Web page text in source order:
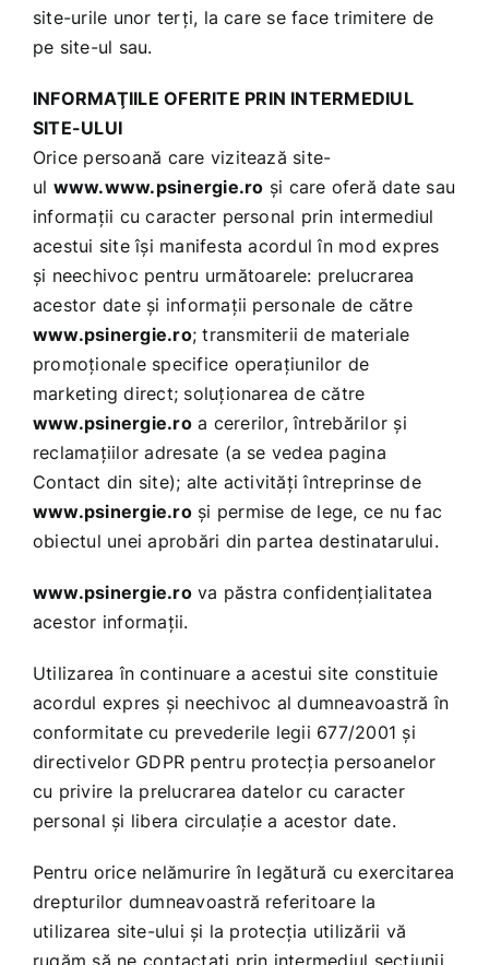
site-urile unor terţi, la care se face trimitere de
pe site-ul sau.
INFORMAŢIILE OFERITE PRIN INTERMEDIUL
SITE-ULUI
Orice persoană care vizitează site-
ul www.www.psinergie.ro şi care oferă date sau
informaţii cu caracter personal prin intermediul
acestui site îşi manifesta acordul în mod expres
şi neechivoc pentru următoarele: prelucrarea
acestor date şi informaţii personale de către
www.psinergie.ro; transmiterii de materiale
promoţionale specifice operaţiunilor de
marketing direct; soluţionarea de către
www.psinergie.roa cererilor, întrebărilor şi
reclamaţiilor adresate (a se vedea pagina
Contact din site); alte activităţi întreprinse de
www.psinergie.roşi permise de lege, ce nu fac
obiectul unei aprobări din partea destinatarului.
www.psinergie.rova păstra confidenţialitatea
acestor informaţii.
Utilizarea în continuare a acestui site constituie
acordul expres şi neechivoc al dumneavoastră în
conformitate cu prevederile legii 677/2001 şi
directivelor GDPR pentru protecţia persoanelor
cu privire la prelucrarea datelor cu caracter
personal şi libera circulaţie a acestor date.
Pentru orice nelămurire în legătură cu exercitarea
drepturilor dumneavoastră referitoare la
utilizarea site-ului şi la protecţia utilizării vă
rugăm să ne contactaţi prin intermediul secţiunii